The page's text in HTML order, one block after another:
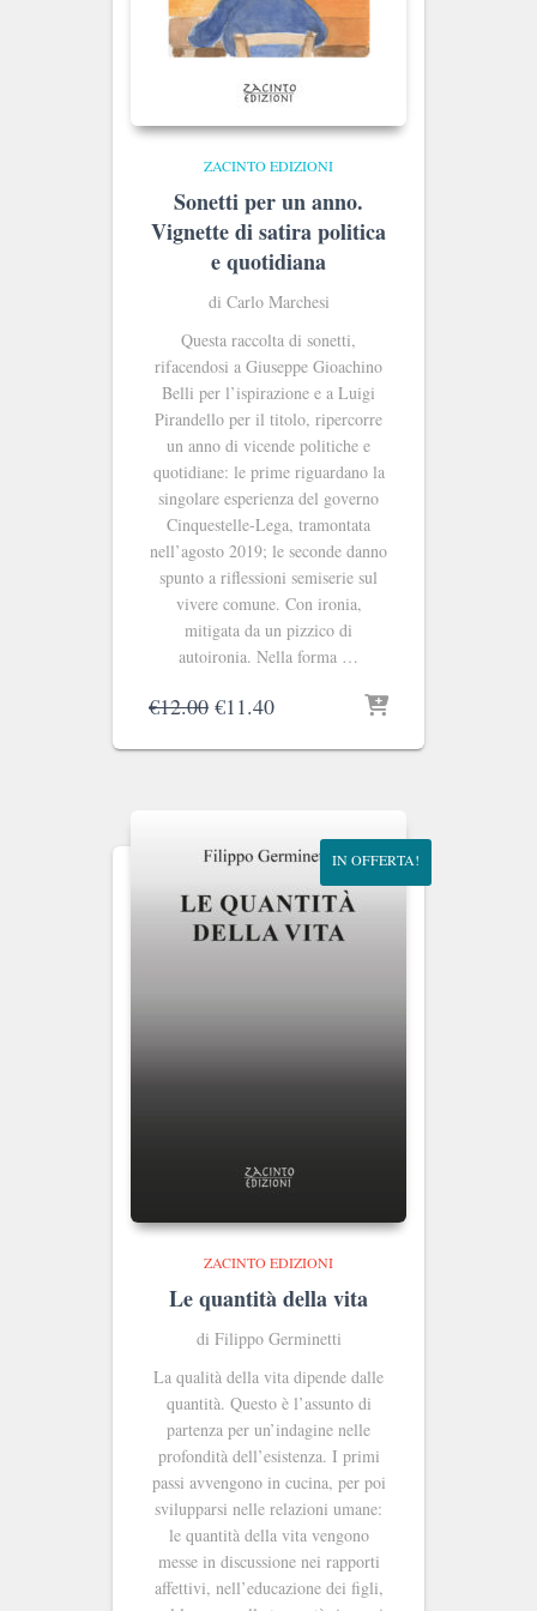
ZACINTO EDIZIONI
Sonetti per un anno.
Vignette di satira politica
e quotidiana
di Carlo Marchesi
Questa raccolta di sonetti,
rifacendosi a Giuseppe Gioachino
Belli per l’ispirazione e a Luigi
Pirandello per il titolo, ripercorre
un anno di vicende politiche e
quotidiane: le prime riguardano la
singolare esperienza del governo
Cinquestelle-Lega, tramontata
nell’agosto 2019; le seconde danno
spunto a riflessioni semiserie sul
vivere comune. Con ironia,
mitigata da un pizzico di
autoironia. Nella forma …
€12.00 Il
originale
€11.40Il
attuale
IN OFFERTA!
ZACINTO EDIZIONI
Le quantità della vita
di Filippo Germinetti
La qualità della vita dipende dalle
quantità. Questo è l’assunto di
partenza per un’indagine nelle
profondità dell’esistenza. I primi
passi avvengono in cucina, per poi
svilupparsi nelle relazioni umane:
le quantità della vita vengono
messe in discussione nei rapporti
affettivi, nell’educazione dei figli,